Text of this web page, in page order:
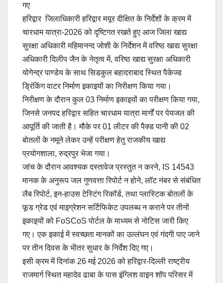
गए
हरिद्वार जिलाधिकारी हरिद्वार मयूर दीक्षित के निर्देशों के क्रम में
चारधाम यात्रा-2026 को दृष्टिगत रखते हुए आज जिला खाद्य
सुरक्षा अधिकारी महिमानन्द जोशी के निर्देशन में वरिष्ठ खाद्य सुरक्षा
अधिकारी दिलीप जैन के नेतृत्व में, वरिष्ठ खाद्य सुरक्षा अधिकारी
योगेन्द्र पाण्डेय के साथ सिडकुल बहादराबाद स्थित पैकेज्ड
ड्रिंकिंग वाटर निर्माण इकाइयों का निरीक्षण किया गया।
निरीक्षण के दौरान कुल 03 निर्माण इकाइयों का परीक्षण किया गया,
जिनसे जनपद हरिद्वार सहित चारधाम यात्रा मार्गों पर पेयजल की
आपूर्ति की जाती है। मौके पर 01 लीटर की पैक्ड पानी की 02
बोतलों के नमूने लेकर उन्हें परीक्षण हेतु राजकीय खाद्य
प्रयोगशाला, रुद्रपुर भेजा गया।
जांच के दौरान आवश्यक दस्तावेज प्रस्तुत न करने, IS 14543
मानक के अनुरूप जल गुणवत्ता रिपोर्ट न होने, लॉट नंबर से संबंधित
लैब रिपोर्ट, इन-हाउस टेस्टिंग रिकॉर्ड, तथा प्लास्टिक बोतलों के
फूड ग्रेड एवं माइग्रेशन सर्टिफिकेट उपलब्ध न कराने पर तीनों
इकाइयों को FoSCoS पोर्टल के माध्यम से नोटिस जारी किए
गए। एक इकाई में स्वच्छता मानकों का उल्लंघन एवं गंदगी पाए जाने
पर तीन दिवस के भीतर सुधार के निर्देश दिए गए।
इसी क्रम में दिनांक 26 मई 2026 को हरिद्वार-दिल्ली राष्ट्रीय
राजमार्ग स्थित महादेव ढाबा के पास इंग्लिश वाइन शॉप परिसर में